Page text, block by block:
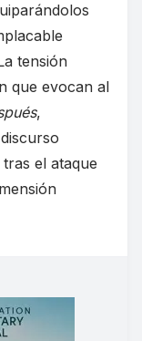
tensión
que evocan al
,
el ataque